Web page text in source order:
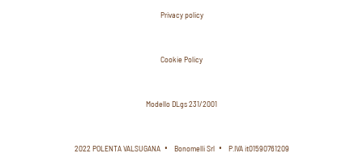
Privacy policy
Cookie Policy
Modello DLgs 231/2001
2022 POLENTA VALSUGANA Bonomelli Srl P.IVA it01590761209